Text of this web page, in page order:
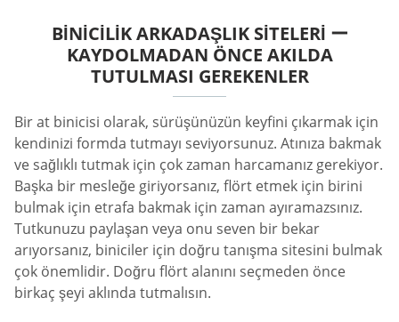
BINICILIK ARKADAŞLIK SITELERI ー
KAYDOLMADAN ÖNCE AKILDA
TUTULMASI GEREKENLER
Bir at binicisi olarak, sürüşünüzün keyfini çıkarmak için
kendinizi formda tutmayı seviyorsunuz. Atınıza bakmak
ve sağlıklı tutmak için çok zaman harcamanız gerekiyor.
Başka bir mesleğe giriyorsanız, flört etmek için birini
bulmak için etrafa bakmak için zaman ayıramazsınız.
Tutkunuzu paylaşan veya onu seven bir bekar
arıyorsanız, biniciler için doğru tanışma sitesini bulmak
çok önemlidir. Doğru flört alanını seçmeden önce
birkaç şeyi aklında tutmalısın.